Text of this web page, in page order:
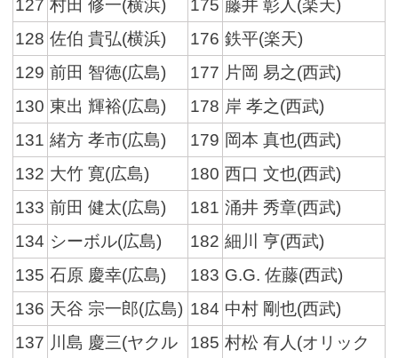
127 村田 修一(横浜) 175 藤井 彰人(楽天)
128 佐伯 貴弘(横浜) 176 鉄平(楽天)
129 前田 智徳(広島) 177 片岡 易之(西武)
130 東出 輝裕(広島) 178 岸 孝之(西武)
131 緒方 孝市(広島) 179 岡本 真也(西武)
132 大竹 寛(広島) 180 西口 文也(西武)
133 前田 健太(広島) 181 涌井 秀章(西武)
134 シーボル(広島) 182 細川 亨(西武)
135 石原 慶幸(広島) 183 G.G. 佐藤(西武)
136 天谷 宗一郎(広島) 184 中村 剛也(西武)
137 川島 慶三(ヤクル
185 村松 有人(オリック